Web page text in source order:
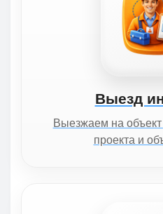
Выезд
Выезжаем на
проекта и